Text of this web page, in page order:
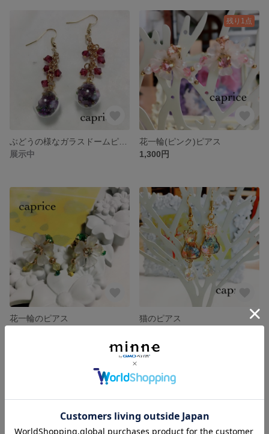
展示中
残り1点
花一輪(ピンク)ピアス
1,300円
花一輪のピアス
猫のピアス